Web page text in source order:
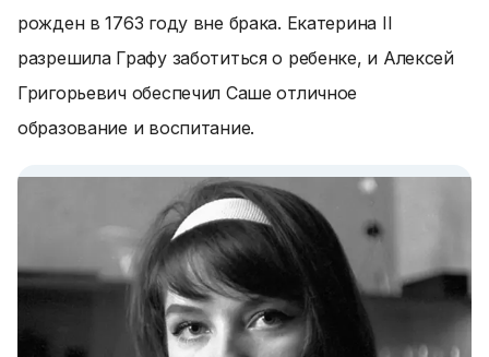
рожден в 1763 году вне брака. Екатерина II
разрешила Графу заботиться о ребенке, и Алексей
Григорьевич обеспечил Саше отличное
образование и воспитание.